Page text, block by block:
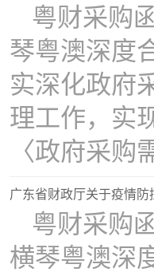
粤财采购
琴粤澳深度
实深化政府
理工作，实
〈政府采
广东省财政厅关于疫情
粤财采购
横琴粤澳深